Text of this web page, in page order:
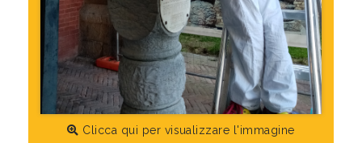
Clicca qui per visualizzare l'immagine